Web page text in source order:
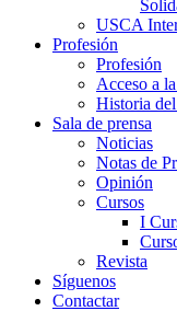
USCA
Profesión
Profesión
Acceso a
Historia
Sala de prensa
Noticias
Notas de
Opinión
Cursos
I
Revista
Síguenos
Contactar